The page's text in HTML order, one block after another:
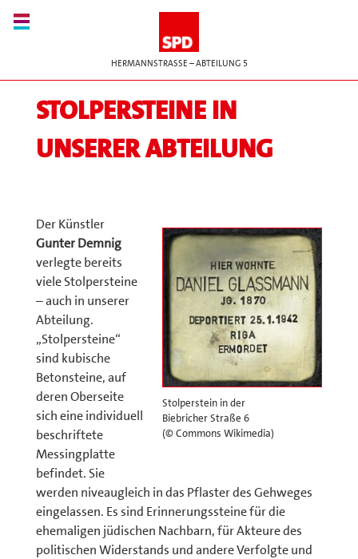
HERMANNSTRASSE – ABTEILUNG 5
STOLPERSTEINE IN
UNSERER ABTEILUNG
Stolperstein in der
Biebricher Straße 6
(© Commons Wikimedia)
Der Künstler
Gunter Demnig
verlegte bereits
viele Stolpersteine
– auch in unserer
Abteilung.
„Stolpersteine“
sind kubische
Betonsteine, auf
deren Oberseite
sich eine individuell
beschriftete
Messingplatte
befindet. Sie
werden niveaugleich in das Pflaster des Gehweges
eingelassen. Es sind Erinnerungssteine für die
ehemaligen jüdischen Nachbarn, für Akteure des
politischen Widerstands und andere Verfolgte und